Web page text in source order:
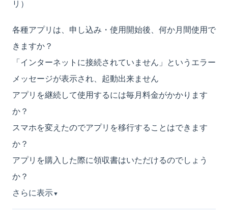
リ）
各種アプリは、申し込み・使用開始後、何か月間使用で
きますか？
「インターネットに接続されていません」というエラー
メッセージが表示され、起動出来ません
アプリを継続して使用するには毎月料金がかかります
か？
スマホを変えたのでアプリを移行することはできます
か？
アプリを購入した際に領収書はいただけるのでしょう
か？
さらに表示▼